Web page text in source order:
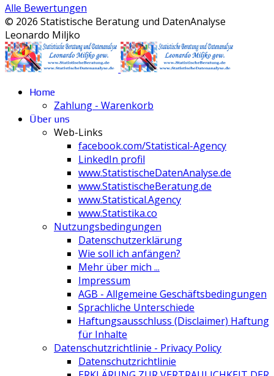
Alle Bewertungen
© 2026 Statistische Beratung und DatenAnalyse
Leonardo Miljko
Home
Zahlung - Warenkorb
Über uns
Web-Links
facebook.com/Statistical-Agency
LinkedIn profil
www.StatistischeDatenAnalyse.de
www.StatistischeBeratung.de
www.Statistical.Agency
www.Statistika.co
Nutzungsbedingungen
Datenschutzerklärung
Wie soll ich anfängen?
Mehr über mich ...
Impressum
AGB - Allgemeine Geschäftsbedingungen
Sprachliche Unterschiede
Haftungsausschluss (Disclaimer) Haftung
für Inhalte
Datenschutzrichtlinie - Privacy Policy
Datenschutzrichtlinie